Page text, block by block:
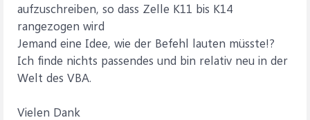
aufzuschreiben, so dass Zelle K11 bis K14
rangezogen wird
Jemand eine Idee, wie der Befehl lauten müsste!?
Ich finde nichts passendes und bin relativ neu in der
Welt des VBA.
Vielen Dank